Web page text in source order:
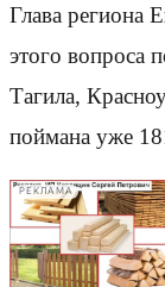
Глава региона
этого вопроса
Тагила,
поймана уже
РЕКЛАМА